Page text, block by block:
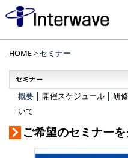
HOME> セミナー
概要 │ 開催スケジュール 研
いて
ご希望のセミナー